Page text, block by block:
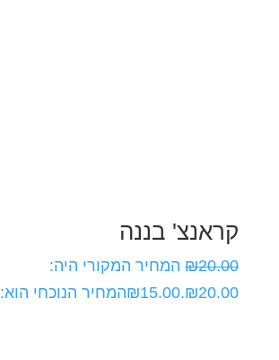
קראנצ' בננה
₪20.00
המחיר המקורי היה:
₪20.00.
₪15.00 המחיר הנוכחי הוא: ₪15.00.